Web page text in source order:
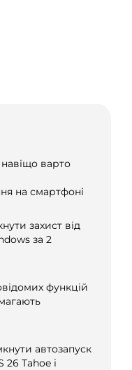
варто
на смартфоні
захист від
за 2
функцій
автозапуск
Tahoe і